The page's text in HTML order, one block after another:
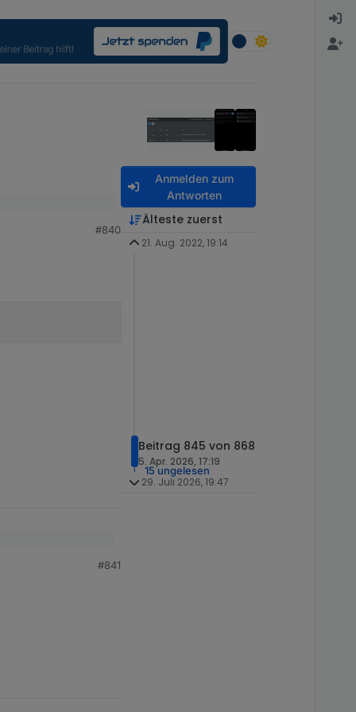
#840
#841
Anmelden zum
Antworten
Älteste zuerst
21. Aug. 2022, 19:14
Beitrag 845 von 868
5. Apr. 2026, 17:19
15 ungelesen
29. Juli 2026, 19:47